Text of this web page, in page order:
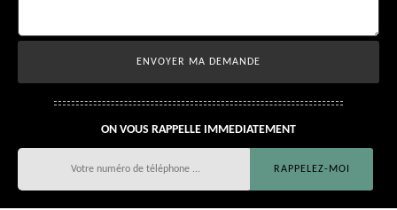
ON VOUS RAPPELLE IMMEDIATEMENT